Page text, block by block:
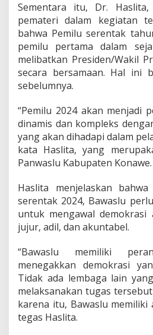
Sementara itu, Dr.
pemateri dalam kegiatan
bahwa Pemilu serentak
pemilu pertama dalam
melibatkan Presiden/Wakil
secara bersamaan. Hal ini
sebelumnya.
“Pemilu 2024 akan menjadi
dinamis dan kompleks
yang akan dihadapi dalam
kata Haslita, yang
Panwaslu Kabupaten Konawe.
Haslita menjelaskan
serentak 2024, Bawaslu
untuk mengawal demokrasi
jujur, adil, dan akuntabel.
“Bawaslu memiliki
menegakkan demokrasi
Tidak ada lembaga lain
melaksanakan tugas
karena itu, Bawaslu memiliki
tegas Haslita.